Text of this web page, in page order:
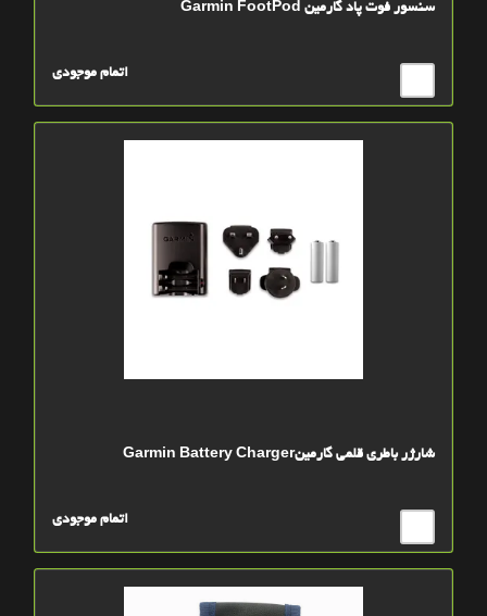
سنسور فوت پاد گارمین Garmin FootPod
اتمام موجودی
شارژر باطری قلمی گارمینGarmin Battery Charger
اتمام موجودی